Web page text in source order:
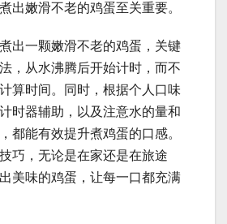
出嫩滑不老的鸡蛋至关重要。
出一颗嫩滑不老的鸡蛋，关键
，从水沸腾后开始计时，而不
算时间。同时，根据个人口味
时器辅助，以及注意水的量和
都能有效提升煮鸡蛋的口感。
巧，无论是在家还是在旅途
美味的鸡蛋，让每一口都充满